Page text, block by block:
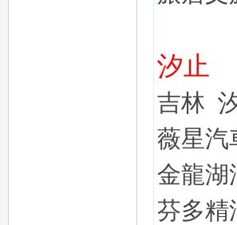
汐止
吉林
薇星汽
金龍湖
芬多精